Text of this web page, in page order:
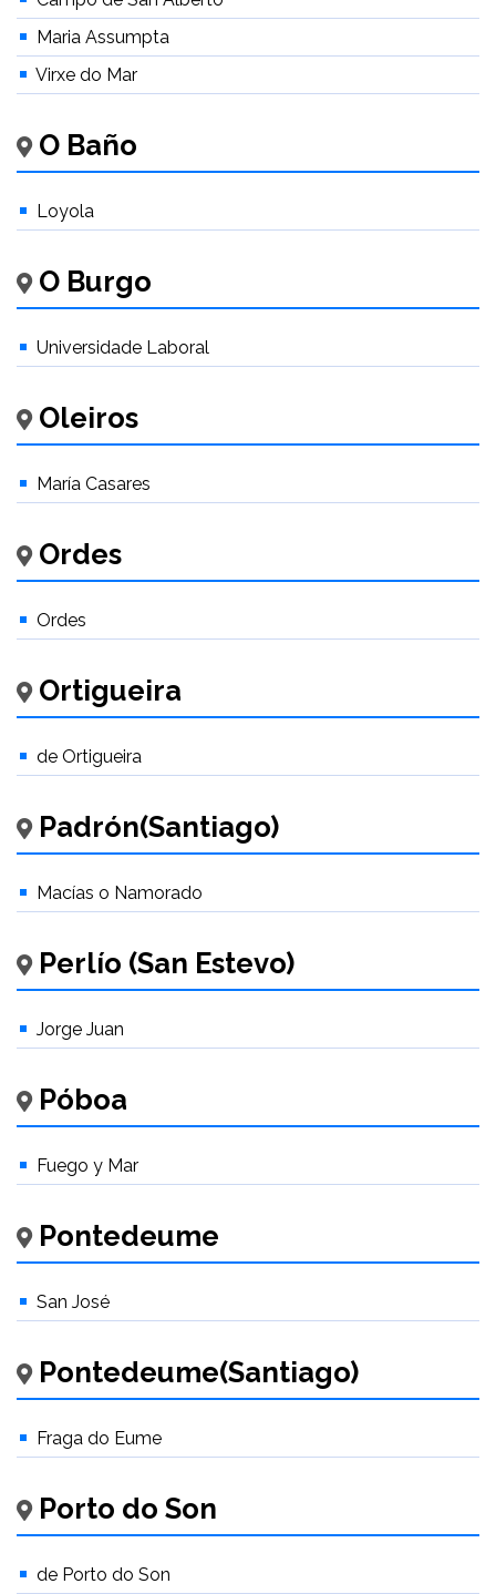
Maria Assumpta
Virxe do Mar
O Baño
Loyola
O Burgo
Universidade Laboral
Oleiros
María Casares
Ordes
Ordes
Ortigueira
de Ortigueira
Padrón(Santiago)
Macías o Namorado
Perlío (San Estevo)
Jorge Juan
Póboa
Fuego y Mar
Pontedeume
San José
Pontedeume(Santiago)
Fraga do Eume
Porto do Son
de Porto do Son